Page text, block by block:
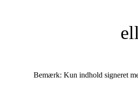
Bemærk: Kun indhold signeret